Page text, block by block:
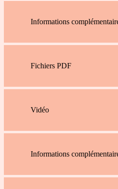
Informations
Fichiers PDF
Vidéo
Informations